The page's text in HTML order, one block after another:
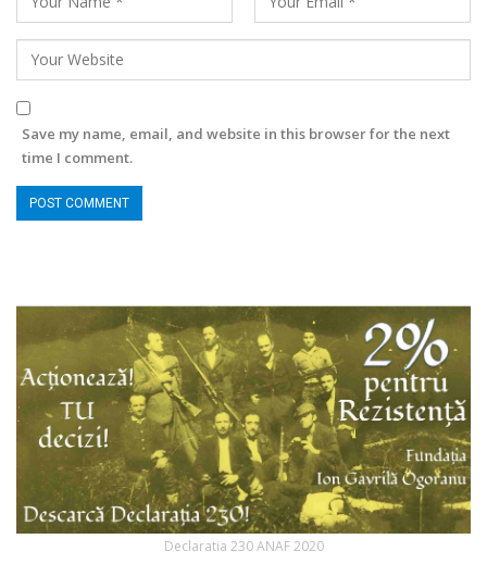
Save my name, email, and website in this browser for the next
time I comment.
Declaratia 230 ANAF 2020